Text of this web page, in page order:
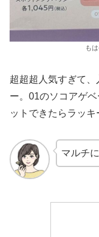
も
超超超人気すぎて
ー。01のソコアゲ
ットできたらラッキ
マルチ